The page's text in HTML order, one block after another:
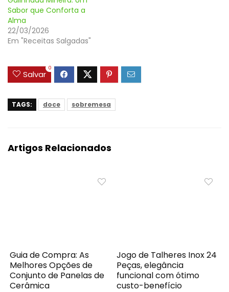
Sabor que Conforta a
Alma
22/03/2026
Em "Receitas Salgadas"
Salvar
0
TAGS: doce sobremesa
Artigos Relacionados
Guia de Compra: As
Melhores Opções de
Conjunto de Panelas de
Cerâmica
Jogo de Talheres Inox 24
Peças, elegância
funcional com ótimo
custo-benefício